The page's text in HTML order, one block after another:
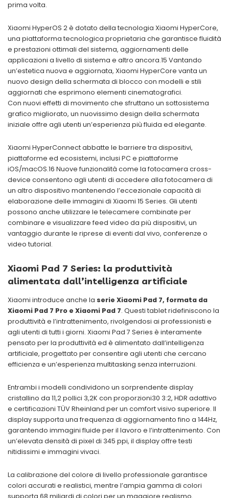
prima volta.
Xiaomi HyperOS 2 è dotato della tecnologia Xiaomi HyperCore,
una piattaforma tecnologica proprietaria che garantisce fluidità
e prestazioni ottimali del sistema, aggiornamenti delle
applicazioni a livello di sistema e altro ancora.15 Vantando
un’estetica nuova e aggiornata, Xiaomi HyperCore vanta un
nuovo design della schermata di blocco con modelli e stili
aggiornati che esprimono elementi cinematografici.
Con nuovi effetti di movimento che sfruttano un sottosistema
grafico migliorato, un nuovissimo design della schermata
iniziale offre agli utenti un’esperienza più fluida ed elegante.
Xiaomi HyperConnect abbatte le barriere tra dispositivi,
piattaforme ed ecosistemi, inclusi PC e piattaforme
iOS/macOS.16 Nuove funzionalità come la fotocamera cross-
device consentono agli utenti di accedere alla fotocamera di
un altro dispositivo mantenendo l’eccezionale capacità di
elaborazione delle immagini di Xiaomi 15 Series. Gli utenti
possono anche utilizzare le telecamere combinate per
combinare e visualizzare feed video da più dispositivi, un
vantaggio durante le riprese di eventi dal vivo, conferenze o
video tutorial.
Xiaomi Pad 7 Series: la produttività
alimentata dall’intelligenza artificiale
Xiaomi introduce anche la serie Xiaomi Pad 7, formata da
Xiaomi Pad 7 Pro e Xiaomi Pad 7. Questi tablet ridefiniscono la
produttività e l’intrattenimento, rivolgendosi ai professionisti e
agli utenti di tutti i giorni. Xiaomi Pad 7 Series è interamente
pensato per la produttività ed è alimentato dall’intelligenza
artificiale, progettato per consentire agli utenti che cercano
efficienza e un’esperienza multitasking senza interruzioni.
Entrambi i modelli condividono un sorprendente display
cristallino da 11,2 pollici 3,2K con proporzioni30 3:2, HDR adattivo
e certificazioni TÜV Rheinland per un comfort visivo superiore. Il
display supporta una frequenza di aggiornamento fino a 144Hz,
garantendo immagini fluide per il lavoro e l’intrattenimento. Con
un’elevata densità di pixel di 345 ppi, il display offre testi
nitidissimi e immagini vivaci.
La calibrazione del colore di livello professionale garantisce
colori accurati e realistici, mentre l’ampia gamma di colori